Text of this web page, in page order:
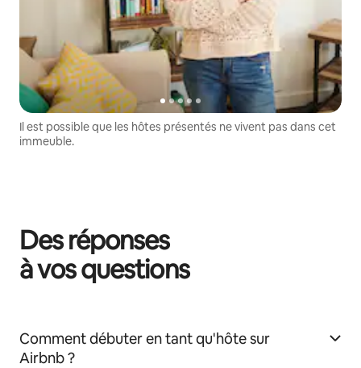
Il est possible que les hôtes présentés ne vivent pas dans cet
immeuble.
Des réponses
à vos questions
Comment débuter en tant qu'hôte sur
Airbnb ?